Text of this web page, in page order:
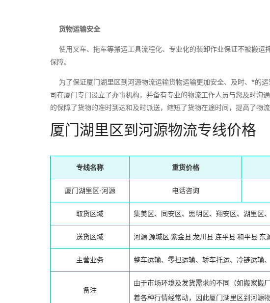
货物运输安全
使用叉车、拖车等搬运工具流程化、专业化的装卸作业保证不被搬运
保障。
为了保证厦门湖里区到河源物流运输货物运输更加安全、及时、*的
司在厦门专门设立了办事机构，并备有专业的物流工作人员与您及时沟
的保障了货物的准时到达和及时派送，缩短了货物在途时间，提高了物流
厦门湖里区到河源物流专线价格
专线名称 重货价格
厦门湖里区-河源 电话咨询
取货区域 集美区、同安区、思明区、翔安区、湖里区、
送货区域 河源源城区 紫金县龙川县连平县和平县 东
主营业务 整车运输、零担运输、轿车托运、冷链运输
备注
由于市场环境及发货需求的不同（如搬家搬
着各种行情经常动，因此厦门湖里区到河源